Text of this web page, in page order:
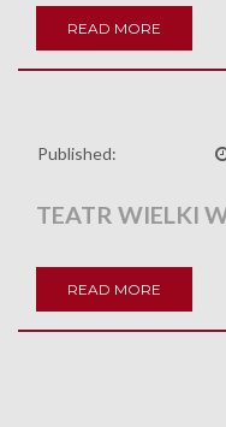
READ MORE
Published:
TEATR WIELKI
READ MORE